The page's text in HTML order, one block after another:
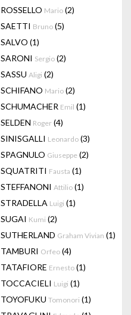
ROSSELLO Mario (2)
SAETTI Bruno (5)
SALVO (1)
SARONI Sergio (2)
SASSU Aligi (2)
SCHIFANO Mario (2)
SCHUMACHER Emil (1)
SELDEN Roger (4)
SINISGALLI Leonardo (3)
SPAGNULO Giuseppe (2)
SQUATRITI Fausta (1)
STEFFANONI Attilio (1)
STRADELLA Luigi (1)
SUGAI Kumi (2)
SUTHERLAND Graham Vivian (1)
TAMBURI Orfeo (4)
TATAFIORE Ernesto (1)
TOCCACIELI Luigi (1)
TOYOFUKU Tomonori (1)